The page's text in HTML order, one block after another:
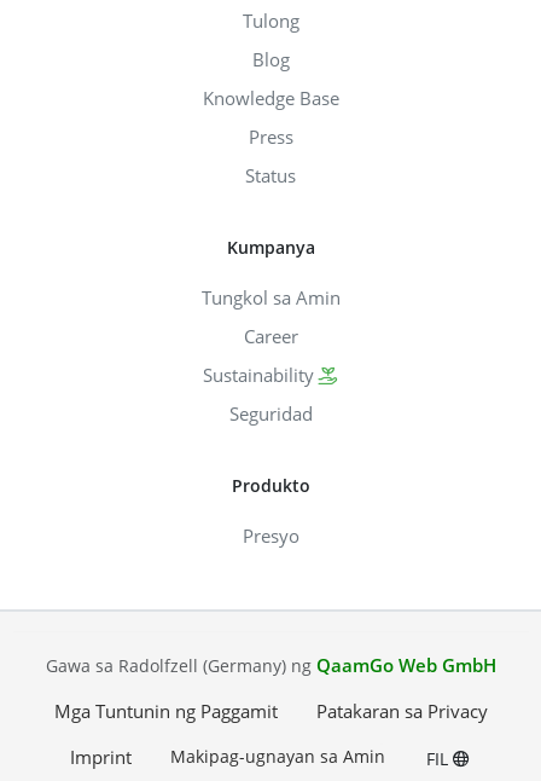
Tulong
Blog
Knowledge Base
Press
Status
Kumpanya
Tungkol sa Amin
Career
Sustainability
Seguridad
Produkto
Presyo
Gawa sa Radolfzell (Germany) ng QaamGo Web GmbH
Mga Tuntunin ng Paggamit
Patakaran sa Privacy
Imprint
Makipag-ugnayan sa Amin FIL